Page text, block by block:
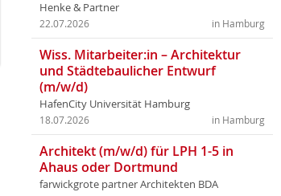
Henke & Partner
in Hamburg
22.07.2026
Wiss. Mitarbeiter:in – Architektur
und Städtebaulicher Entwurf
(m/w/d)
HafenCity Universität Hamburg
in Hamburg
18.07.2026
Architekt (m/w/d) für LPH 1-5 in
Ahaus oder Dortmund
farwickgrote partner Architekten BDA